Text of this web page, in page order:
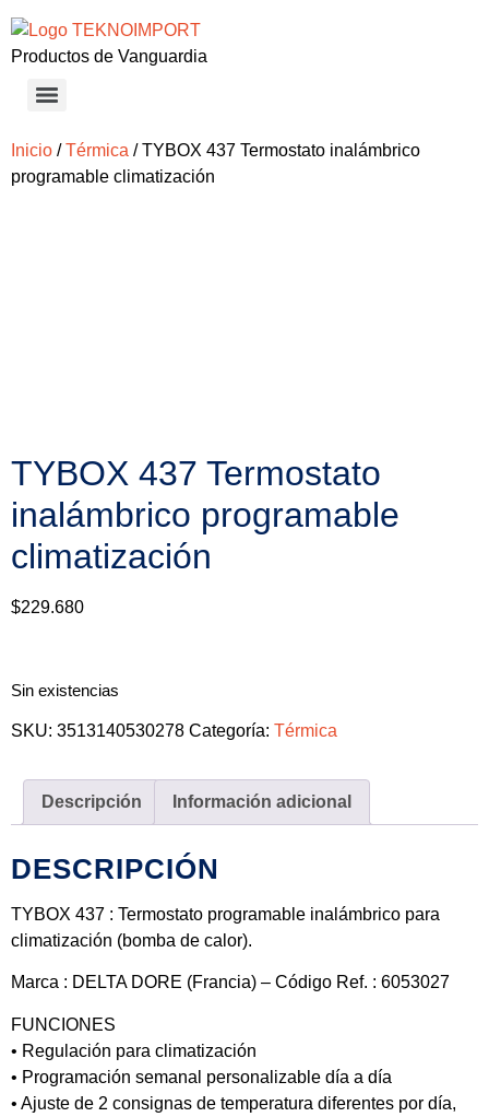
Productos de Vanguardia
Inicio /Térmica / TYBOX 437 Termostato inalámbrico
programable climatización
TYBOX 437 Termostato
inalámbrico programable
climatización
$229.680
Sin existencias
SKU: 3513140530278 Categoría: Térmica
Descripción Información adicional
DESCRIPCIÓN
TYBOX 437 : Termostato programable inalámbrico para
climatización (bomba de calor).
Marca : DELTA DORE (Francia) – Código Ref. : 6053027
FUNCIONES
• Regulación para climatización
• Programación semanal personalizable día a día
• Ajuste de 2 consignas de temperatura diferentes por día,